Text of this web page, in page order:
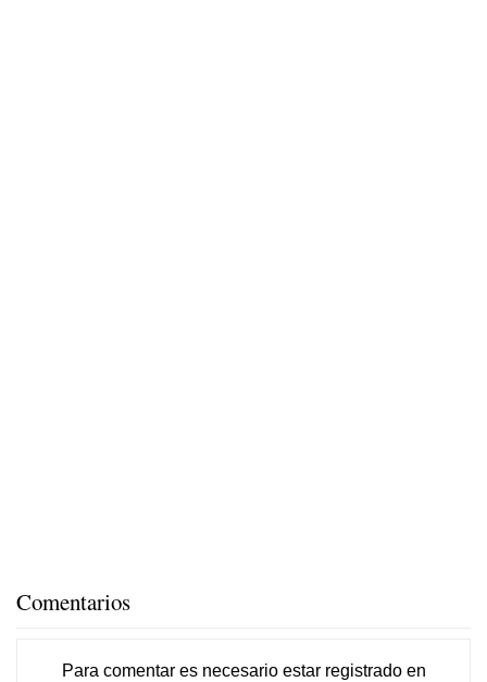
Comentarios
Para comentar es necesario estar registradoen